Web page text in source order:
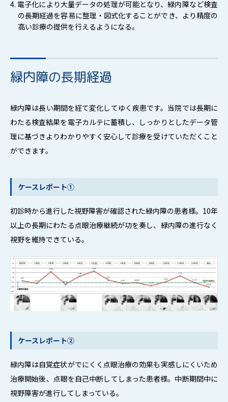
4. 電子化により大量データの処理が可能となり、緑内障など検査
の長期経過を容易に整理・図式化することができ、より精度の
高い診療の提供を行えるようになる。
緑内障の長期経過
緑内障は長い期間を経て変化してゆく疾患です。当院では長期に
わたる検査結果を電子カルテに蓄積し、しっかりとしたデータ管
理に基づきよりわかりやすく安心して診療を受けていただくこと
ができます。
ケースレポート①
初診時から進行した視野障害が確認された緑内障の患者様。 10年
以上の長期にわたる点眼治療継続が功を奏し、緑内障の進行なく
視野を維持できている。
ケースレポート②
緑内障は自覚症状がでにくく点眼治療の効果も実感しにくいため
治療開始後、 点眼を自己中断してしまった患者様。中断期間中に
視野障害が進行してしまっている。